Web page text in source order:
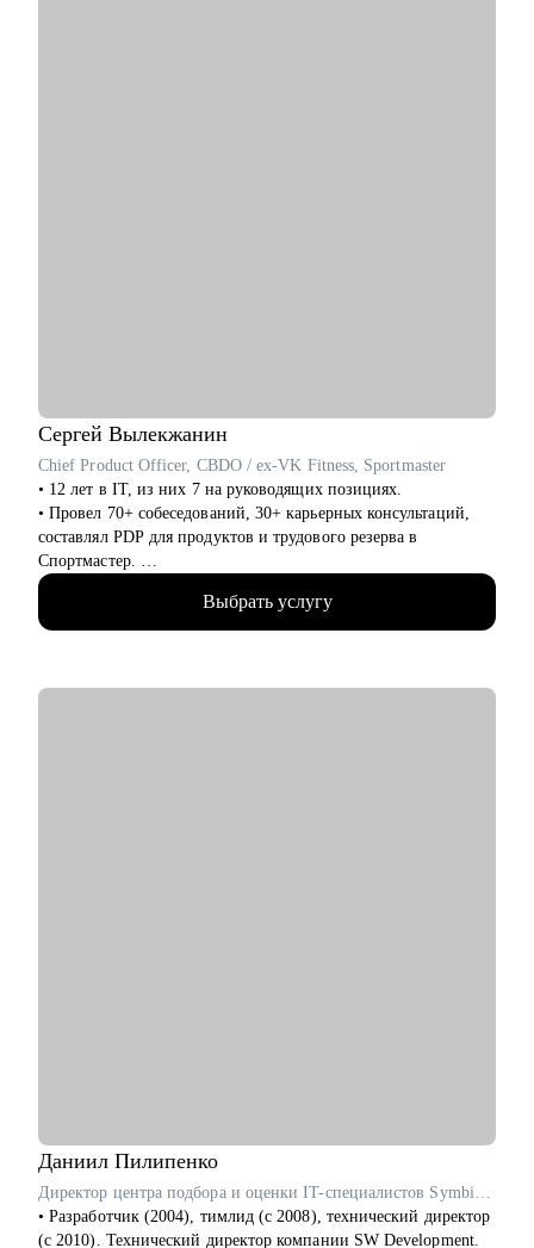
Сергей Вылекжанин
Chief Product Officer, CBDO / ex-VK Fitness, Sportmaster
• 12 лет в IT, из них 7 на руководящих позициях.
• Провел 70+ собеседований, 30+ карьерных консультаций,
составлял PDP для продуктов и трудового резерва в
Спортмастер.
• В Спортмастер с 0 выстроил экосистему сервисов до оборота
ХХ млрд руб., MAU до X млн пользователей.
• В VK отвечал за направления VK Fitness - XX млн MAU
Выбрать услугу
Даниил Пилипенко
Директор центра подбора и оценки IT-специалистов SymbioWay
• Разработчик (2004), тимлид (с 2008), технический директор
(с 2010). Технический директор компании SW Development.